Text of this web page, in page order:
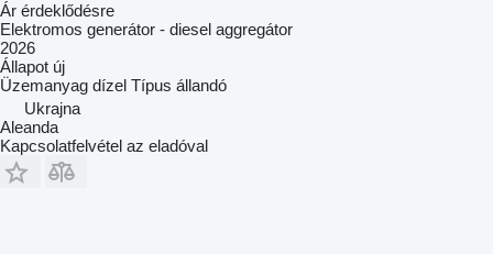
Ár érdeklődésre
Elektromos generátor - diesel aggregátor
2026
Állapot új
Üzemanyag dízel Típus állandó
Ukrajna
Aleanda
Kapcsolatfelvétel az eladóval